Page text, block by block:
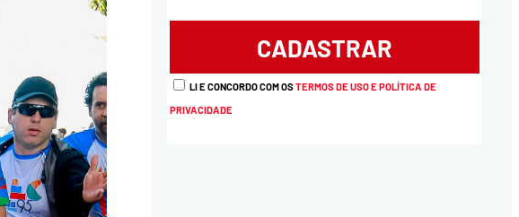
LI E CONCORDO COM OSTERMOS DE USO E POLÍTICA DE
PRIVACIDADE